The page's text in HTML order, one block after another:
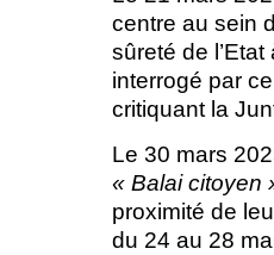
centre au sein
sûreté de
interrogé par
critiquant la
Le 30 mars
« Balai citoyen
proximité de
du 24 au 28